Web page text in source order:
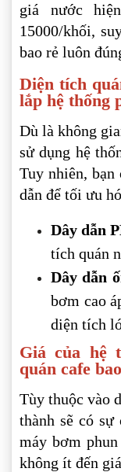
giá nước
15000/khối,
bao rẻ luôn
Diện tích
lắp hệ thống
Dù là không
sử dụng hệ
Tuy nhiên,
dẫn để tối ưu
Dây dẫn
tích quán
Dây dẫn
bơm cao
diện tích
Giá của hệ
quán cafe
Tùy thuộc vào
thành sẽ có
máy bơm
không ít đến